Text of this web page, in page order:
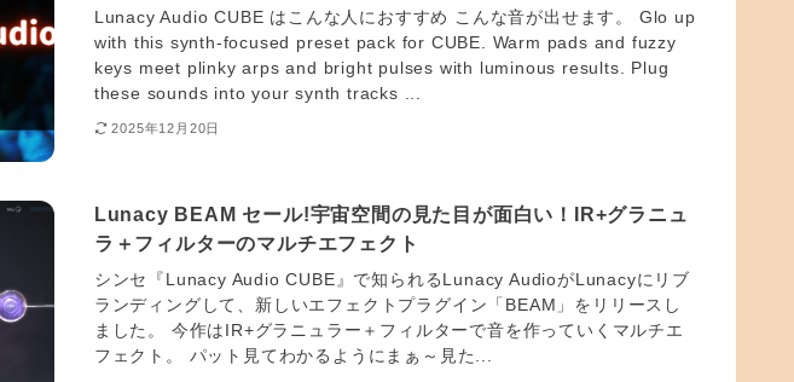
Lunacy Audio CUBE はこんな人におすすめ こんな音が出せます。 Glo up
with this synth-focused preset pack for CUBE. Warm pads and fuzzy
keys meet plinky arps and bright pulses with luminous results. Plug
these sounds into your synth tracks ...
2025年12月20日
Lunacy BEAM セール!宇宙空間の見た目が面白い！IR+グラニュ
ラ＋フィルターのマルチエフェクト
シンセ『Lunacy Audio CUBE』で知られるLunacy AudioがLunacyにリブ
ランディングして、新しいエフェクトプラグイン「BEAM」をリリースし
ました。 今作はIR+グラニュラー＋フィルターで音を作っていくマルチエ
フェクト。 パット見てわかるようにまぁ～見た...